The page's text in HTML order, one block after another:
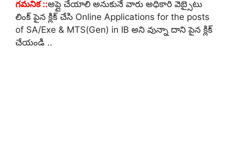
గమనిక ::అప్లై చేయాలి అనుకునే వారు అధికారి వెబ్సైటు
లింక్ పైన క్లిక్ చేసి Online Applications for the posts
of SA/Exe & MTS(Gen) in IB అని వున్నా దాని పైన క్లిక్
చేయండి ..